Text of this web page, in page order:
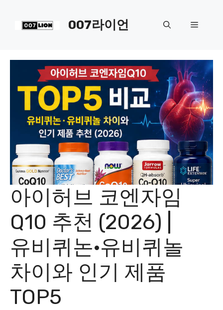
007라이언 메
아이허브 코엔자임
Q10 추천 (2026) |
유비퀴논·유비퀴놀
차이와 인기 제품
TOP5